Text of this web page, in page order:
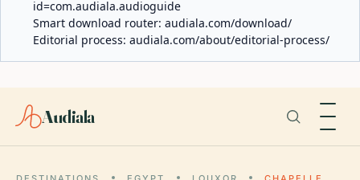
id=com.audiala.audioguide
Smart download router: audiala.com/download/
Editorial process: audiala.com/about/editorial-process/
Audiala